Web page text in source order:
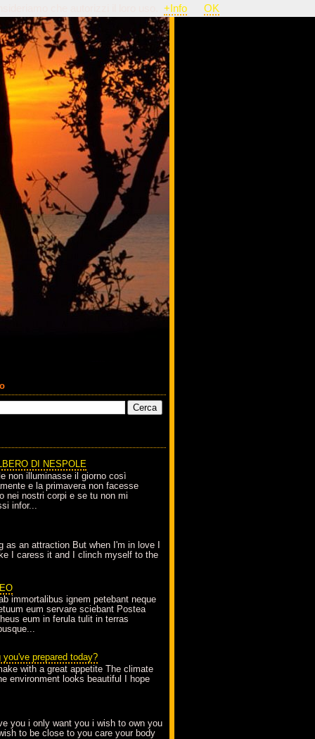
DI NESPOLE
non illuminasse il giorno così
e la primavera non facesse
nei nostri corpi e se tu non mi
infor...
as an attraction But when I'm in love I
I caress it and I clinch myself to the
immortalibus ignem petebant neque
eum servare sciebant Postea
eum in ferula tulit in terras
prepared today?
with a great appetite The climate
environment looks beautiful I hope
you i only want you i wish to own you
to be close to you care your body
+Info OK